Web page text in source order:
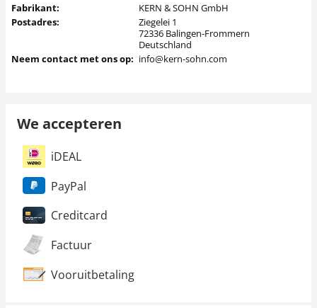
Fabrikant:
KERN & SOHN GmbH
Postadres:
Ziegelei 1
72336 Balingen-Frommern
Deutschland
Neem contact met ons op: info@kern-sohn.com
We accepteren
iDEAL
PayPal
Creditcard
Factuur
Vooruitbetaling